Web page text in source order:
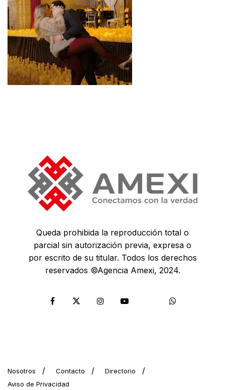
Queda prohibida la reproducción total o
parcial sin autorización previa, expresa o
por escrito de su titular. Todos los derechos
reservados ©Agencia Amexi, 2024.
Nosotros Contacto
Directorio
Aviso de Privacidad